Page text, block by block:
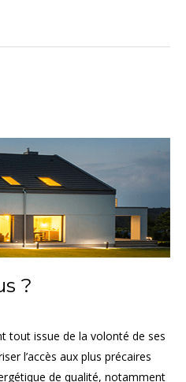
?
tout issue de la volonté de ses
l’accès aux plus précaires
de qualité, notamment